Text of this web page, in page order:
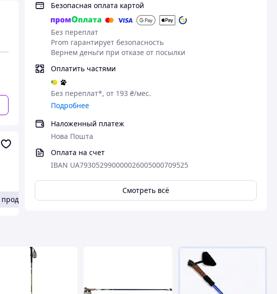
Безопасная оплата картой
Без переплат
Prom гарантирует безопасность
Вернем деньги при отказе от посылки
Оплатить частями
Без переплат*, от 193 ₴/мес.
Подробнее
Наложенный платеж
Нова Пошта
Оплата на счет
IBAN UA793052990000026005000709525
Смотреть всё